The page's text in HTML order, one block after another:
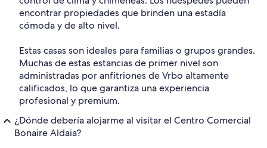
encontrar propiedades que brinden una estadía
cómoda y de alto nivel.
Estas casas son ideales para familias o grupos grandes.
Muchas de estas estancias de primer nivel son
administradas por anfitriones de Vrbo altamente
calificados, lo que garantiza una experiencia
profesional y premium.
¿Dónde debería alojarme al visitar el Centro Comercial
Bonaire Aldaia?